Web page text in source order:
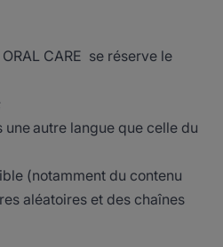
ORAL CARE se réserve le
autre langue que celle du
(notamment du contenu
aléatoires et des chaînes